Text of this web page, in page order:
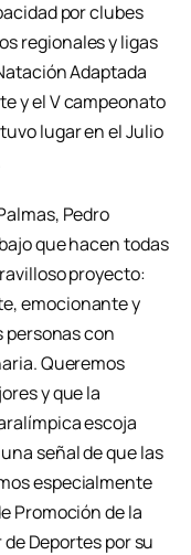
por clubes
regionales y ligas
Adaptada
y el V campeonato
lugar en el Julio
Pedro
que hacen todas
proyecto:
emocionante y
con
Queremos
y que la
escoja
señal de que las
especialmente
Promoción de la
Deportes por su